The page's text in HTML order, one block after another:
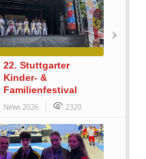
22. Stuttgarter
Kinder- &
Familienfestival
News 2026 2320